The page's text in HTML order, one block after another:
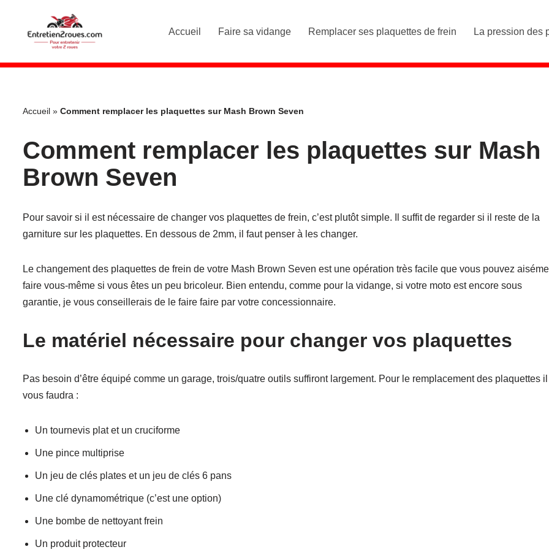
Aller
contenu
Accueil Faire sa vidange Remplacer ses plaquettes de frein La pression des
Accueil » Comment remplacer les plaquettes sur Mash Brown Seven
Comment remplacer les plaquettes sur Mash
Brown Seven
Pour savoir si il est nécessaire de changer vos plaquettes de frein, c’est plutôt simple. Il suffit de regarder si il reste de la
garniture sur les plaquettes. En dessous de 2mm, il faut penser à les changer.
Le changement des plaquettes de frein de votre Mash Brown Seven est une opération très facile que vous pouvez
faire vous-même si vous êtes un peu bricoleur. Bien entendu, comme pour la vidange, si votre moto est encore sous
garantie, je vous conseillerais de le faire faire par votre concessionnaire.
Le matériel nécessaire pour changer vos plaquettes
Pas besoin d’être équipé comme un garage, trois/quatre outils suffiront largement. Pour le remplacement des plaquettes il
vous faudra :
Un tournevis plat et un cruciforme
Une pince multiprise
Un jeu de clés plates et un jeu de clés 6 pans
Une clé dynamométrique (c’est une option)
Une bombe de nettoyant frein
Un produit protecteur